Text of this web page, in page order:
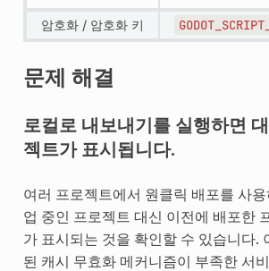
암호화 / 암호화 키
문제 해결
로컬로 내보내기를 실행하면
젝트가 표시됩니다.
여러 프로젝트에서 원클릭 배포를 사
업 중인 프로젝트 대신 이전에 배포한
가 표시되는 것을 확인할 수 있습니다.
된 캐시 무효화 메커니즘이 부족한 서